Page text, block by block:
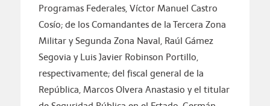
Programas Federales, Víctor Manuel Castro
Cosío; de los Comandantes de la Tercera Zona
Militar y Segunda Zona Naval, Raúl Gámez
Segovia y Luis Javier Robinson Portillo,
respectivamente; del fiscal general de la
República, Marcos Olvera Anastasio y el titular